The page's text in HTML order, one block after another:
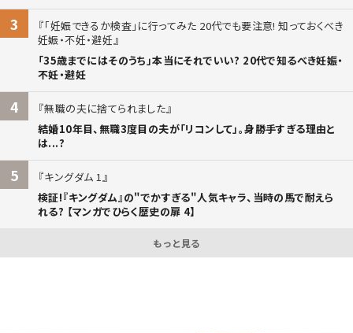
3
「妊娠できるか検査」に行ってみた 20代でも要注意! 知っておくべき
妊娠・不妊・避妊
「35歳までにはそのうち」本当にそれでいい? 20代で知るべき妊娠・
不妊・避妊
4
無職の夫に捨てられました
結婚10年目、無職3度目の夫が「リコンして」。身勝手すぎる理由と
は...?
5
キングダム 1
検証!『キングダム』の"でかすぎる"人気キャラ、当時の馬で耐えら
れる? 【マンガでひらく歴史の扉 4】
もっと見る